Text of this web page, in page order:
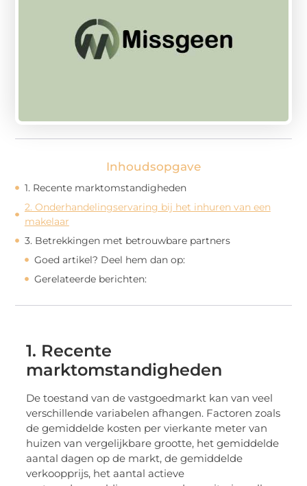
Inhoudsopgave
1. Recente marktomstandigheden
2. Onderhandelingservaring bij het inhuren van een
makelaar
3. Betrekkingen met betrouwbare partners
Goed artikel? Deel hem dan op:
Gerelateerde berichten:
1. Recente
marktomstandigheden
De toestand van de vastgoedmarkt kan van veel
verschillende variabelen afhangen. Factoren zoals
de gemiddelde kosten per vierkante meter van
huizen van vergelijkbare grootte, het gemiddelde
aantal dagen op de markt, de gemiddelde
verkoopprijs, het aantal actieve